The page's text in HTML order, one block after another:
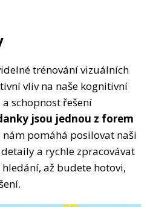
trénování vizuálních
vliv na naše kognitivní
schopnost řešení
jsou jednou z forem
nám pomáhá posilovat naši
a rychle zpracovávat
až budete hotovi,